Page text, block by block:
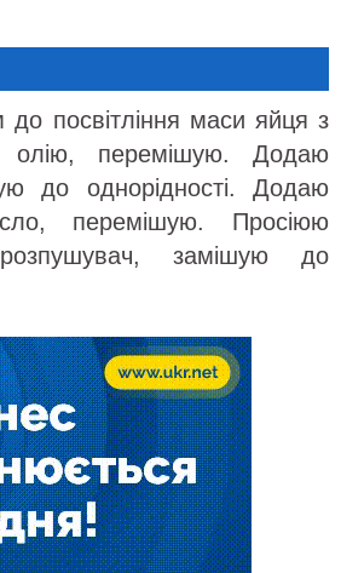
до посвітління маси яйця з
олію, перемішую. Додаю
до однорідності. Додаю
перемішую. Просіюю
замішую до